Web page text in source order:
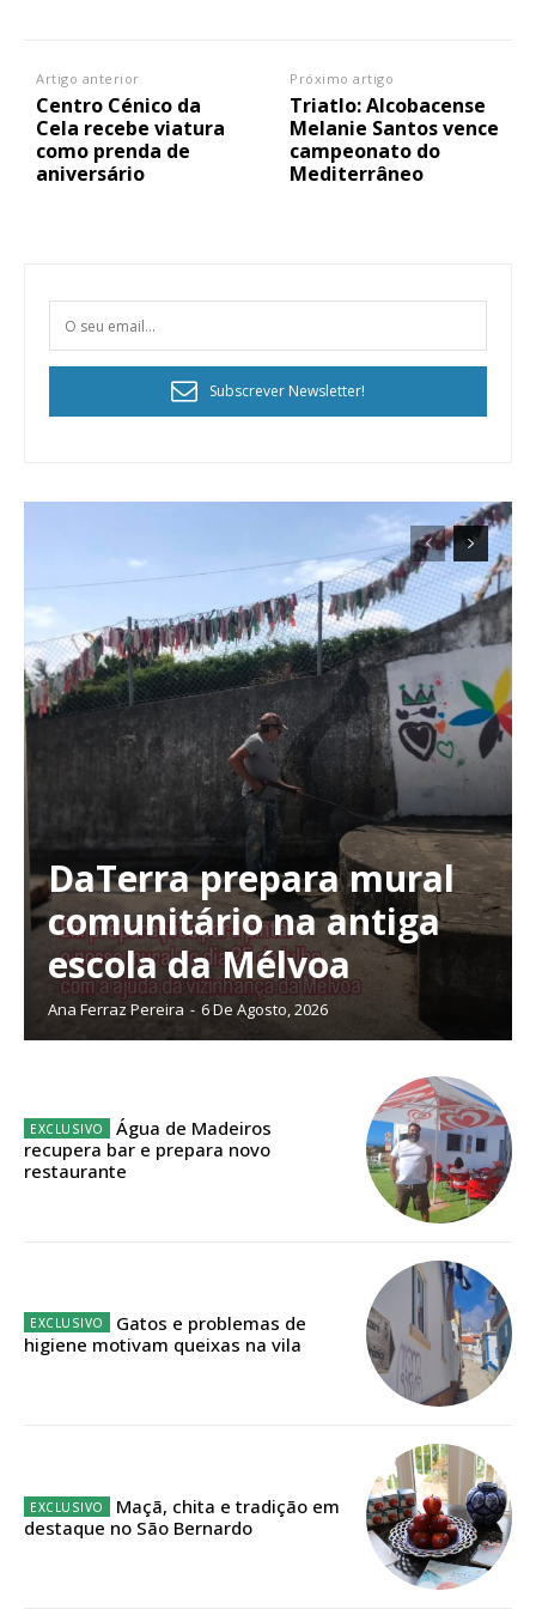
Planos de Assinatura
Faça-se assinante do Região de Cister e ajude-nos a manter este serviço
público!
Sendo assinante terá acesso a todos os conteúdos exclusivos e versões
12 meses
Artigo anterior
Centro Cénico da
Cela recebe viatura
como prenda de
aniversário
Próximo artigo
Triatlo: Alcobacense
Melanie Santos vence
campeonato do
Mediterrâneo
Subscrever Newsletter!
DaTerra prepara mural
comunitário na antiga
escola da Mélvoa
Ana Ferraz Pereira - 6 De Agosto, 2026
Água de Madeiros
recupera bar e prepara novo
restaurante
Gatos e problemas de
higiene motivam queixas na vila
Maçã, chita e tradição em
destaque no São Bernardo